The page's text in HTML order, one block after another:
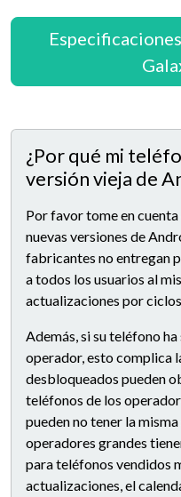
¿Por qué mi
versión vieja de
Por favor tome en cuenta
nuevas versiones de
fabricantes no entregan
a todos los usuarios al
actualizaciones por
Además, si su teléfono
operador, esto complica
desbloqueados pueden
teléfonos de los
pueden no tener la
operadores grandes
para teléfonos vendidos
actualizaciones, el